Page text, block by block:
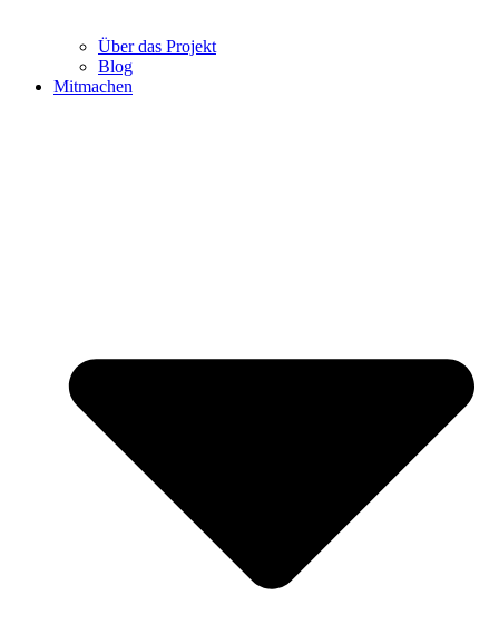
Über das Projekt
Blog
Mitmachen